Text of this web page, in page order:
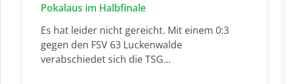
Pokalaus im Halbfinale
Es hat leider nicht gereicht. Mit einem 0:3
gegen den FSV 63 Luckenwalde
verabschiedet sich die TSG...